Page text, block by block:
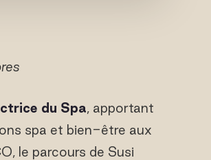
du Spa, apportant
spa et bien-être aux
le parcours de Susi